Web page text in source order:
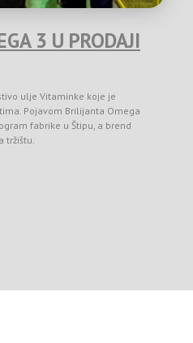
3 U PRODAJI
ulje Vitaminke koje je
Pojavom Brilijanta Omega
fabrike u Štipu, a brend
tržištu.